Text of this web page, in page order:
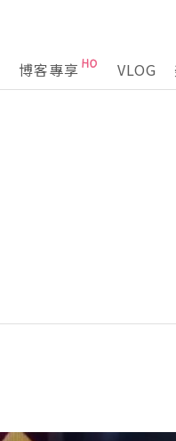
博客專享 VLOG